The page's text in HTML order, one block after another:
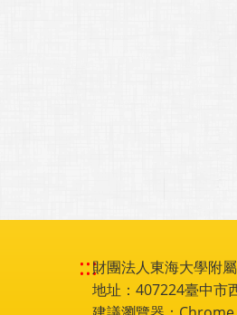
:::財團法人東海大學附
地址：407224臺中市